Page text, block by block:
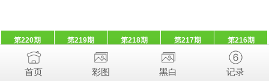
第220期 第219期 第218期 第217期 第216期
首页 彩图 黑白 记录